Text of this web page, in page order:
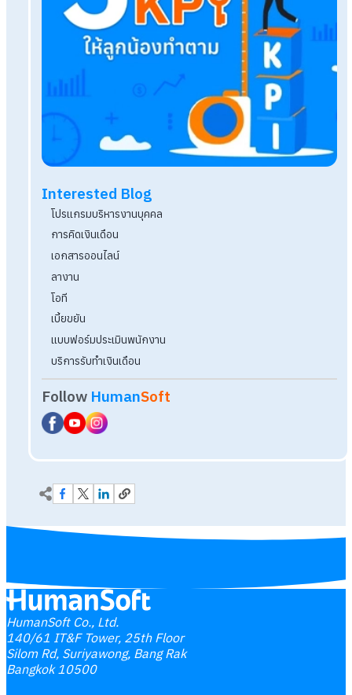
HumanSoft Co., Ltd.
140/61 IT&F Tower, 25th Floor
Silom Rd, Suriyawong, Bang Rak
Bangkok 10500